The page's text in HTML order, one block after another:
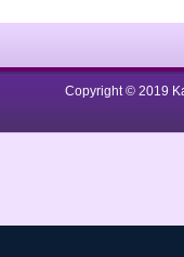
Copyright © 2019